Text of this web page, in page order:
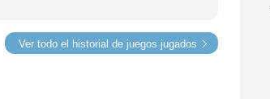
Ver todo el historial de juegos jugados